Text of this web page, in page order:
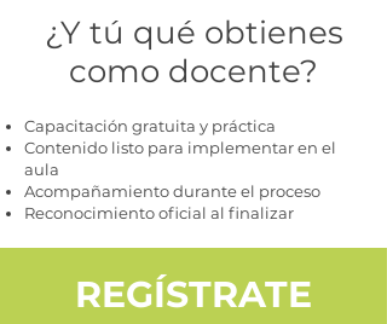
¿Y tú qué obtienes
como docente?
Capacitación gratuita y práctica
Contenido listo para implementar en el
aula
Acompañamiento durante el proceso
Reconocimiento oficial al finalizar
REGÍSTRATE